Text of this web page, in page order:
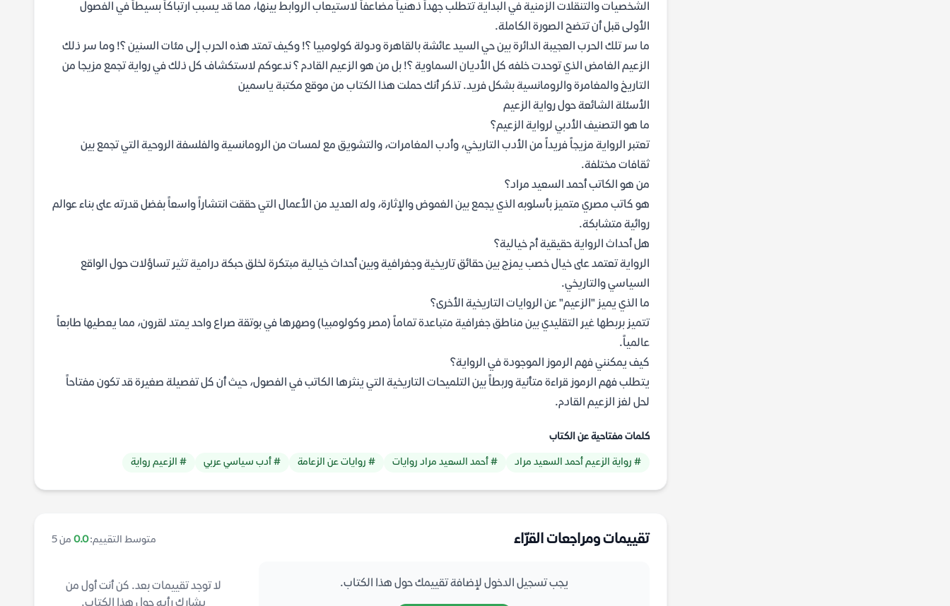
الشخصيات والتنقلات الزمنية في البداية تتطلب جهداً ذهنياً مضاعفاً لاستيعاب الروابط بينها، مما قد يسبب ارتباكاً بسيطاً في الفصول
الأولى قبل أن تتضح الصورة الكاملة.
ما سر تلك الحرب العجيبة الدائرة بين حي السيد عائشة بالقاهرة ودولة كولومبيا ؟! وكيف تمتد هذه الحرب إلى مئات السنين ؟! وما سر ذلك
الزعيم الغامض الذي توحدت خلفه كل الأديان السماوية ؟! بل من هو الزعيم القادم ؟ ندعوكم لاستكشاف كل ذلك في رواية تجمع مزيجا من
التاريخ والمغامرة والرومانسية بشكل فريد. تذكر أنك حملت هذا الكتاب من موقع مكتبة ياسمين
الأسئلة الشائعة حول رواية الزعيم
ما هو التصنيف الأدبي لرواية الزعيم؟
تعتبر الرواية مزيجاً فريداً من الأدب التاريخي، وأدب المغامرات، والتشويق مع لمسات من الرومانسية والفلسفة الروحية التي تجمع بين
ثقافات مختلفة.
من هو الكاتب أحمد السعيد مراد؟
هو كاتب مصري متميز بأسلوبه الذي يجمع بين الغموض والإثارة، وله العديد من الأعمال التي حققت انتشاراً واسعاً بفضل قدرته على بناء عوالم
روائية متشابكة.
هل أحداث الرواية حقيقية أم خيالية؟
الرواية تعتمد على خيال خصب يمزج بين حقائق تاريخية وجغرافية وبين أحداث خيالية مبتكرة لخلق حبكة درامية تثير تساؤلات حول الواقع
السياسي والتاريخي.
ما الذي يميز "الزعيم" عن الروايات التاريخية الأخرى؟
تتميز بربطها غير التقليدي بين مناطق جغرافية متباعدة تماماً (مصر وكولومبيا) وصهرها في بوتقة صراع واحد يمتد لقرون، مما يعطيها طابعاً
عالمياً.
كيف يمكنني فهم الرموز الموجودة في الرواية؟
يتطلب فهم الرموز قراءة متأنية وربطاً بين التلميحات التاريخية التي ينثرها الكاتب في الفصول، حيث أن كل تفصيلة صغيرة قد تكون مفتاحاً
لحل لغز الزعيم القادم.
كلمات مفتاحية عن الكتاب
# رواية الزعيم أحمد السعيد مراد # أحمد السعيد مراد روايات # روايات عن الزعامة # أدب سياسي عربي # الزعيم رواية
تقييمات ومراجعات القرّاء متوسط التقييم:0.0 من 5
يجب تسجيل الدخول لإضافة تقييمك حول هذا الكتاب.
لا توجد تقييمات بعد. كن أنت أول من